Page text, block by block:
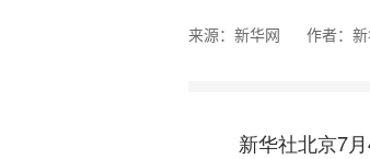
来源：新华网 作者：
新华社北京7